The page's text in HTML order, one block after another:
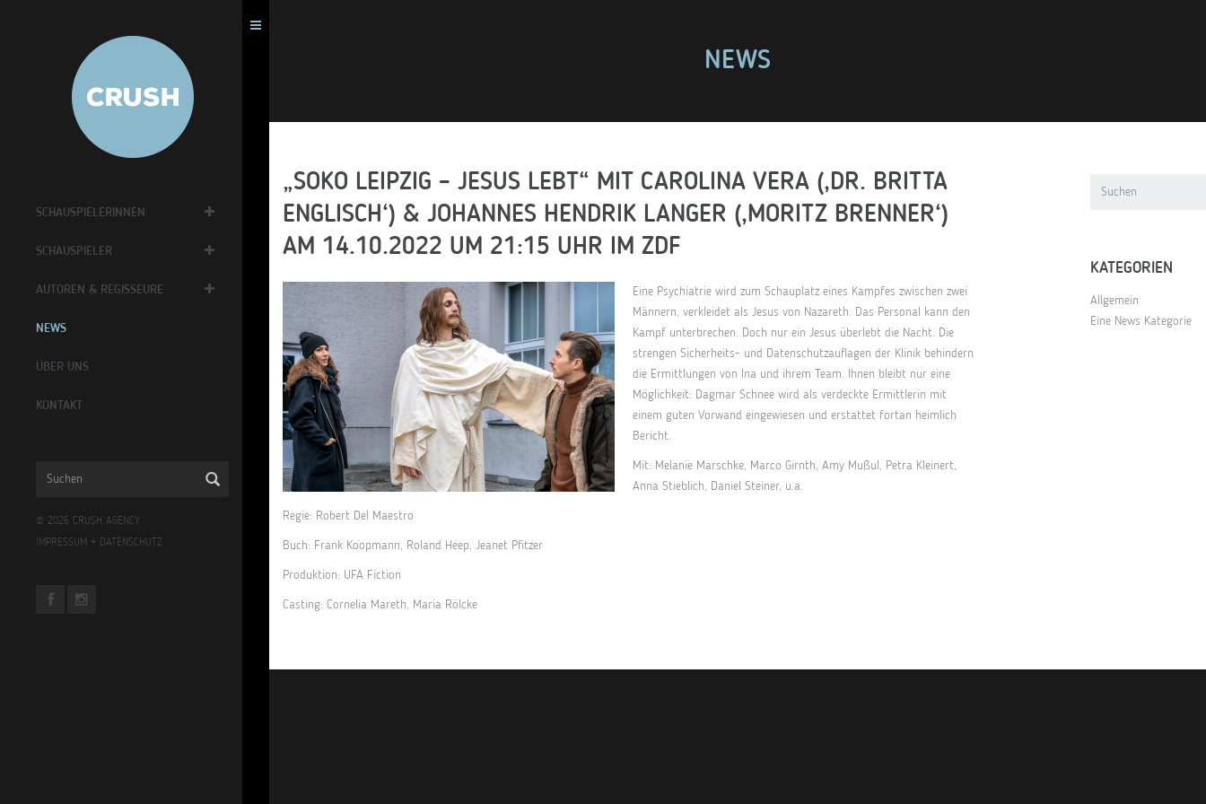
SCHAUSPIELERINNEN
SCHAUSPIELER
AUTOREN & REGISSEURE
NEWS
ÜBER UNS
KONTAKT
© 2026 CRUSH AGENCY
IMPRESSUM + DATENSCHUTZ
NEWS
„SOKO LEIPZIG – JESUS LEBT“ MIT CAROLINA VERA (‚DR. BRITTA
ENGLISCH‘) & JOHANNES HENDRIK LANGER (‚MORITZ BRENNER‘)
AM 14.10.2022 UM 21:15 UHR IM ZDF
Eine Psychiatrie wird zum Schauplatz eines Kampfes zwischen zwei
Männern, verkleidet als Jesus von Nazareth. Das Personal kann den
Kampf unterbrechen. Doch nur ein Jesus überlebt die Nacht. Die
strengen Sicherheits- und Datenschutzauflagen der Klinik behindern
die Ermittlungen von Ina und ihrem Team. Ihnen bleibt nur eine
Möglichkeit: Dagmar Schnee wird als verdeckte Ermittlerin mit
einem guten Vorwand eingewiesen und erstattet fortan heimlich
Bericht.
Mit: Melanie Marschke, Marco Girnth, Amy Mußul, Petra Kleinert,
Anna Stieblich, Daniel Steiner, u.a.
Regie: Robert Del Maestro
Buch: Frank Koopmann, Roland Heep, Jeanet Pfitzer
Produktion: UFA Fiction
Casting: Cornelia Mareth, Maria Rölcke
KATEGORIEN
Allgemein
Eine News Kategorie